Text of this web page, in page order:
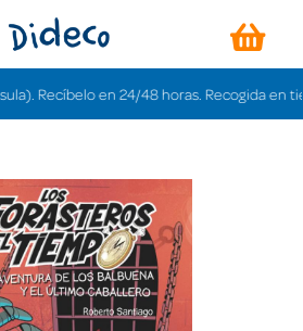
en 24/48 horas. Recogida en